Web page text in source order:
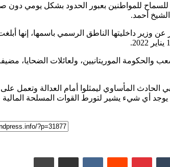
للسماح للمواطنين بعبور الحدود بشكل يومي
أحمد.
وزير داخليتها الناطق الرسمي باسمها، إنها
والحكومة الموريتانيين، ولعائلات
المأساوي ليمثلوا أمام العدالة وتعمل
أي شيء يشير لتورط القوات المسلحة المالية
بينتيريست مشاركة عبر البريد طباعة